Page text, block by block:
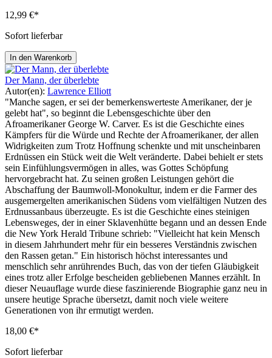
12,99 €*
Sofort lieferbar
In den Warenkorb
Der Mann, der überlebte
Autor(en): Lawrence Elliott
"Manche sagen, er sei der bemerkenswerteste Amerikaner, der je
gelebt hat", so beginnt die Lebensgeschichte über den
Afroamerikaner George W. Carver. Es ist die Geschichte eines
Kämpfers für die Würde und Rechte der Afroamerikaner, der allen
Widrigkeiten zum Trotz Hoffnung schenkte und mit unscheinbaren
Erdnüssen ein Stück weit die Welt veränderte. Dabei behielt er stets
sein Einfühlungsvermögen in alles, was Gottes Schöpfung
hervorgebracht hat. Zu seinen großen Leistungen gehört die
Abschaffung der Baumwoll-Monokultur, indem er die Farmer des
ausgemergelten amerikanischen Südens vom vielfältigen Nutzen des
Erdnussanbaus überzeugte. Es ist die Geschichte eines steinigen
Lebensweges, der in einer Sklavenhütte begann und an dessen Ende
die New York Herald Tribune schrieb: "Vielleicht hat kein Mensch
in diesem Jahrhundert mehr für ein besseres Verständnis zwischen
den Rassen getan." Ein historisch höchst interessantes und
menschlich sehr anrührendes Buch, das von der tiefen Gläubigkeit
eines trotz aller Erfolge bescheiden gebliebenen Mannes erzählt. In
dieser Neuauflage wurde diese faszinierende Biographie ganz neu in
unsere heutige Sprache übersetzt, damit noch viele weitere
Generationen von ihr ermutigt werden.
18,00 €*
Sofort lieferbar